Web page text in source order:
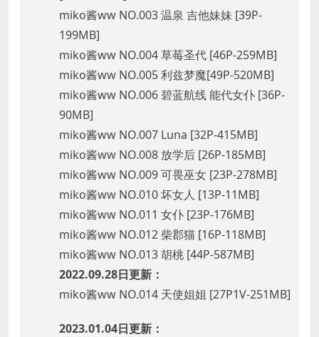
miko酱ww NO.003 温泉 吉他妹妹 [39P-
199MB]
miko酱ww NO.004 草莓圣代 [46P-259MB]
miko酱ww NO.005 利兹梦魔[49P-520MB]
miko酱ww NO.006 碧蓝航线 能代女仆 [36P-
90MB]
miko酱ww NO.007 Luna [32P-415MB]
miko酱ww NO.008 放学后 [26P-185MB]
miko酱ww NO.009 可畏巫女 [23P-278MB]
miko酱ww NO.010 坏女人 [13P-11MB]
miko酱ww NO.011 女仆 [23P-176MB]
miko酱ww NO.012 柴郡猫 [16P-118MB]
miko酱ww NO.013 胡桃 [44P-587MB]
2022.09.28日更新：
miko酱ww NO.014 天使姐姐 [27P1V-251MB]
2023.01.04日更新：